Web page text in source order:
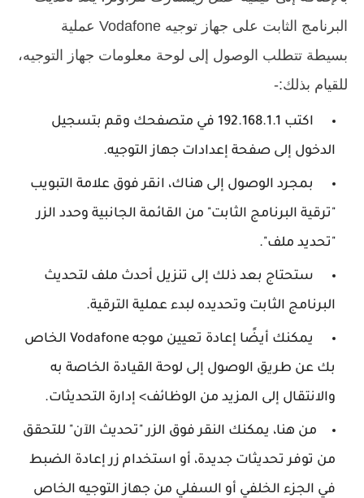
البرنامج الثابت على جهاز توجيه Vodafone عملية
بسيطة تتطلب الوصول إلى لوحة معلومات جهاز التوجيه،
للقيام بذلك:-
اكتب 192.168.1.1 في متصفحك وقم بتسجيل
الدخول إلى صفحة إعدادات جهاز التوجيه.
بمجرد الوصول إلى هناك، انقر فوق علامة التبويب
"ترقية البرنامج الثابت" من القائمة الجانبية وحدد الزر
"تحديد ملف".
ستحتاج بعد ذلك إلى تنزيل أحدث ملف لتحديث
البرنامج الثابت وتحديده لبدء عملية الترقية.
يمكنك أيضًا إعادة تعيين موجه Vodafone الخاص
بك عن طريق الوصول إلى لوحة القيادة الخاصة به
والانتقال إلى المزيد من الوظائف> إدارة التحديثات.
من هنا، يمكنك النقر فوق الزر "تحديث الآن" للتحقق
من توفر تحديثات جديدة، أو استخدام زر إعادة الضبط
في الجزء الخلفي أو السفلي من جهاز التوجيه الخاص